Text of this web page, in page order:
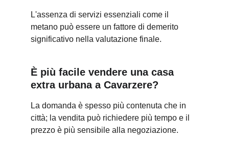
L'assenza di servizi essenziali come il
metano può essere un fattore di demerito
significativo nella valutazione finale.
È più facile vendere una casa
extra urbana a Cavarzere?
La domanda è spesso più contenuta che in
città; la vendita può richiedere più tempo e il
prezzo è più sensibile alla negoziazione.